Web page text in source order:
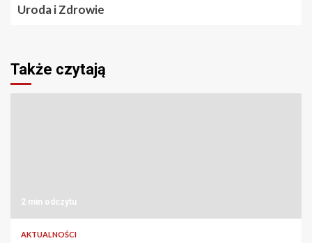
Uroda i Zdrowie
Także czytają
2 min odczytu
AKTUALNOŚCI